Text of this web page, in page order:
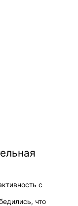
с
что